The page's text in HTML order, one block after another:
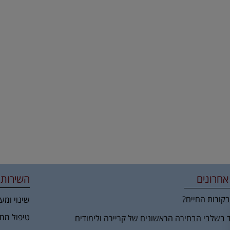
החיים?
בשלבי הבחירה הראשונים של קריירה ולימודים
שינוי
טיפול